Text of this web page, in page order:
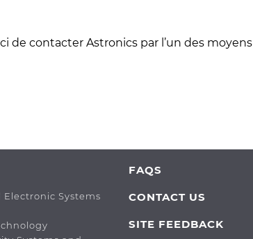
contacter Astronics par l’un des moyens
Systems
FAQS
CONTACT US
SITE FEEDBACK